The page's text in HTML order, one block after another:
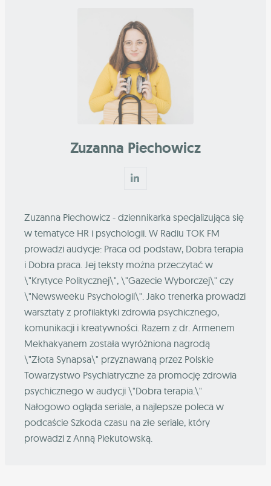
Zuzanna Piechowicz
Zuzanna Piechowicz - dziennikarka specjalizująca się
w tematyce HR i psychologii. W Radiu TOK FM
prowadzi audycje: Praca od podstaw, Dobra terapia
i Dobra praca. Jej teksty można przeczytać w
\"Krytyce Politycznej\", \"Gazecie Wyborczej\" czy
\"Newsweeku Psychologii\". Jako trenerka prowadzi
warsztaty z profilaktyki zdrowia psychicznego,
komunikacji i kreatywności. Razem z dr. Armenem
Mekhakyanem została wyróżniona nagrodą
\"Złota Synapsa\" przyznawaną przez Polskie
Towarzystwo Psychiatryczne za promocję zdrowia
psychicznego w audycji \"Dobra terapia.\"
Nałogowo ogląda seriale, a najlepsze poleca w
podcaście Szkoda czasu na złe seriale, który
prowadzi z Anną Piekutowską.